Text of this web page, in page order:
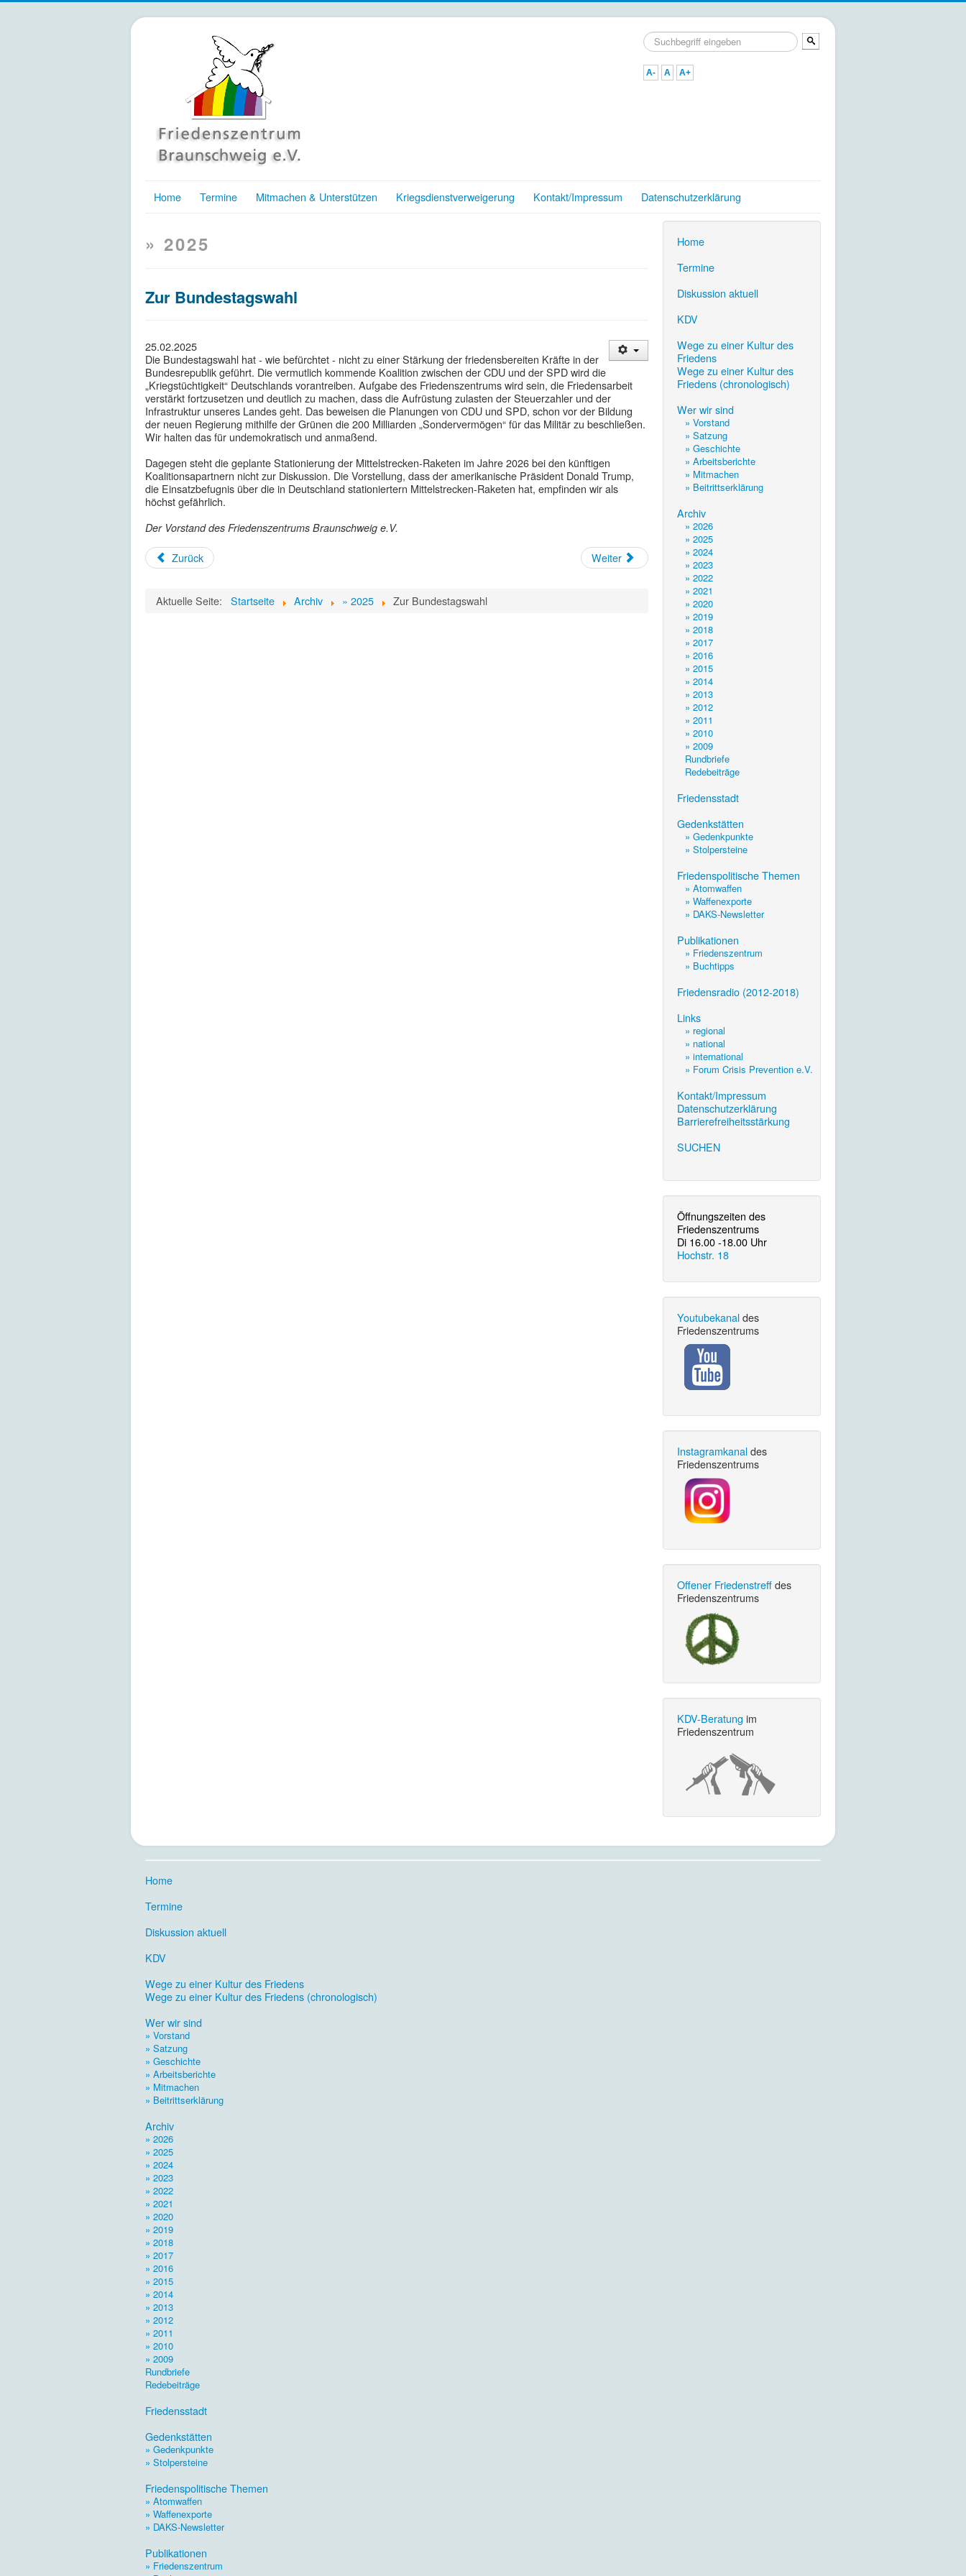
Suchen
...
A- A A+
Home Termine Mitmachen & Unterstützen Kriegsdienstverweigerung Kontakt/Impressum Datenschutzerklärung
» 2025
Zur Bundestagswahl
25.02.2025
Die Bundestagswahl hat - wie befürchtet - nicht zu einer Stärkung der friedensbereiten Kräfte in der
Bundesrepublik geführt. Die vermutlich kommende Koalition zwischen der CDU und der SPD wird die
„Kriegstüchtigkeit“ Deutschlands vorantreiben. Aufgabe des Friedenszentrums wird sein, die Friedensarbeit
verstärkt fortzusetzen und deutlich zu machen, dass die Aufrüstung zulasten der Steuerzahler und der
Infrastruktur unseres Landes geht. Das beweisen die Planungen von CDU und SPD, schon vor der Bildung
der neuen Regierung mithilfe der Grünen die 200 Milliarden „Sondervermögen“ für das Militär zu beschließen.
Wir halten das für undemokratisch und anmaßend.
Dagegen steht die geplante Stationierung der Mittelstrecken-Raketen im Jahre 2026 bei den künftigen
Koalitionsapartnern nicht zur Diskussion. Die Vorstellung, dass der amerikanische Präsident Donald Trump,
die Einsatzbefugnis über die in Deutschland stationiertern Mittelstrecken-Raketen hat, empfinden wir als
höchst gefährlich.
Der Vorstand des Friedenszentrums Braunschweig e.V.
Zurück Weiter
Aktuelle Seite: Startseite Archiv » 2025 Zur Bundestagswahl
Home
Termine
Diskussion aktuell
KDV
Wege zu einer Kultur des
Friedens
Wege zu einer Kultur des
Friedens (chronologisch)
Wer wir sind
» Vorstand
» Satzung
» Geschichte
» Arbeitsberichte
» Mitmachen
» Beitrittserklärung
Archiv
» 2026
» 2025
» 2024
» 2023
» 2022
» 2021
» 2020
» 2019
» 2018
» 2017
» 2016
» 2015
» 2014
» 2013
» 2012
» 2011
» 2010
» 2009
Rundbriefe
Redebeiträge
Friedensstadt
Gedenkstätten
» Gedenkpunkte
» Stolpersteine
Friedenspolitische Themen
» Atomwaffen
» Waffenexporte
» DAKS-Newsletter
Publikationen
» Friedenszentrum
» Buchtipps
Friedensradio (2012-2018)
Links
» regional
» national
» international
» Forum Crisis Prevention e.V.
Kontakt/Impressum
Datenschutzerklärung
Barrierefreiheitsstärkung
SUCHEN
Öffnungszeiten des
Friedenszentrums
Di 16.00 -18.00 Uhr
Hochstr. 18
Youtubekanaldes
Friedenszentrums
Instagramkanaldes
Friedenszentrums
Offener Friedenstreffdes
Friedenszentrums
KDV-Beratung im
Friedenszentrum
Home
Termine
Diskussion aktuell
KDV
Wege zu einer Kultur des Friedens
Wege zu einer Kultur des Friedens (chronologisch)
Wer wir sind
» Vorstand
» Satzung
» Geschichte
» Arbeitsberichte
» Mitmachen
» Beitrittserklärung
Archiv
» 2026
» 2025
» 2024
» 2023
» 2022
» 2021
» 2020
» 2019
» 2018
» 2017
» 2016
» 2015
» 2014
» 2013
» 2012
» 2011
» 2010
» 2009
Rundbriefe
Redebeiträge
Friedensstadt
Gedenkstätten
» Gedenkpunkte
» Stolpersteine
Friedenspolitische Themen
» Atomwaffen
» Waffenexporte
» DAKS-Newsletter
Publikationen
» Friedenszentrum